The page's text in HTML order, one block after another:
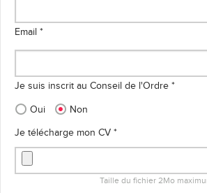
Email *
Je suis inscrit au Conseil de l'Ordre *
Oui
Non
Je télécharge mon CV *
Taille du fichier 2Mo